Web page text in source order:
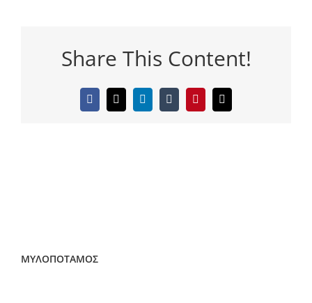
Share This Content!
FacebookTwitterLinkedInTumblrPinterestEmail
ΜΥΛΟΠΟΤΑΜΟΣ